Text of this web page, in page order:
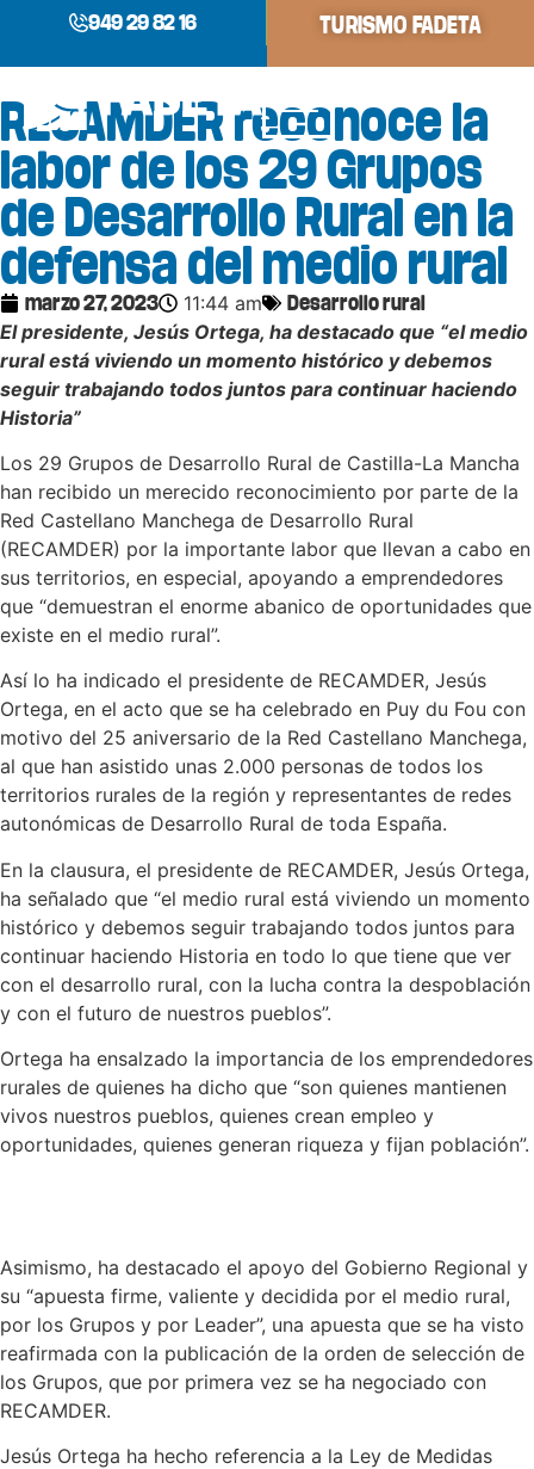
949 29 82 16 TURISMO FADETA
RECAMDER reconoce la
labor de los 29 Grupos
de Desarrollo Rural en la
defensa del medio rural
marzo 27, 2023 11:44 am Desarrollo rural
El presidente, Jesús Ortega, ha destacado que “el medio
rural está viviendo un momento histórico y debemos
seguir trabajando todos juntos para continuar haciendo
Historia”
Los 29 Grupos de Desarrollo Rural de Castilla-La Mancha
han recibido un merecido reconocimiento por parte de la
Red Castellano Manchega de Desarrollo Rural
(RECAMDER) por la importante labor que llevan a cabo en
sus territorios, en especial, apoyando a emprendedores
que “demuestran el enorme abanico de oportunidades que
existe en el medio rural”.
Así lo ha indicado el presidente de RECAMDER, Jesús
Ortega, en el acto que se ha celebrado en Puy du Fou con
motivo del 25 aniversario de la Red Castellano Manchega,
al que han asistido unas 2.000 personas de todos los
territorios rurales de la región y representantes de redes
autonómicas de Desarrollo Rural de toda España.
En la clausura, el presidente de RECAMDER, Jesús Ortega,
ha señalado que “el medio rural está viviendo un momento
histórico y debemos seguir trabajando todos juntos para
continuar haciendo Historia en todo lo que tiene que ver
con el desarrollo rural, con la lucha contra la despoblación
y con el futuro de nuestros pueblos”.
Ortega ha ensalzado la importancia de los emprendedores
rurales de quienes ha dicho que “son quienes mantienen
vivos nuestros pueblos, quienes crean empleo y
oportunidades, quienes generan riqueza y fijan población”.
Asimismo, ha destacado el apoyo del Gobierno Regional y
su “apuesta firme, valiente y decidida por el medio rural,
por los Grupos y por Leader”, una apuesta que se ha visto
reafirmada con la publicación de la orden de selección de
los Grupos, que por primera vez se ha negociado con
RECAMDER.
Jesús Ortega ha hecho referencia a la Ley de Medidas